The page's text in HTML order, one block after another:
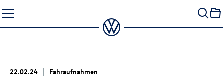
Seiteninhalt
springen
22.02.24 Fahraufnahmen